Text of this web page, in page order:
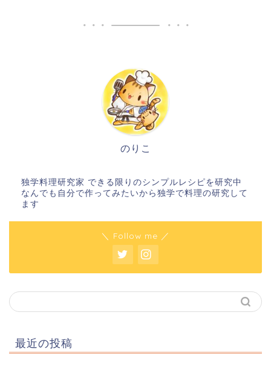
のりこ
独学料理研究家 できる限りのシンプルレシピを研究中
なんでも自分で作ってみたいから独学で料理の研究して
ます
＼ Follow me ／
最近の投稿